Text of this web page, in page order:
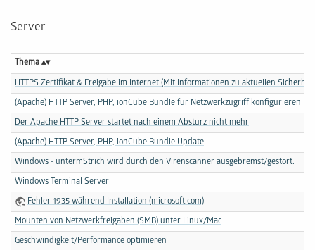
Server
Thema
HTTPS Zertifikat & Freigabe im Internet (Mit Informationen zu aktuellen
(Apache) HTTP Server, PHP, ionCube Bundle für Netzwerkzugriff konfigurieren
Der Apache HTTP Server startet nach einem Absturz nicht mehr
(Apache) HTTP Server, PHP, ionCube Bundle Update
Windows - untermStrich wird durch den Virenscanner ausgebremst/gestört.
Windows Terminal Server
Fehler 1935 während Installation (microsoft.com)
Mounten von Netzwerkfreigaben (SMB) unter Linux/Mac
Geschwindigkeit/Performance optimieren